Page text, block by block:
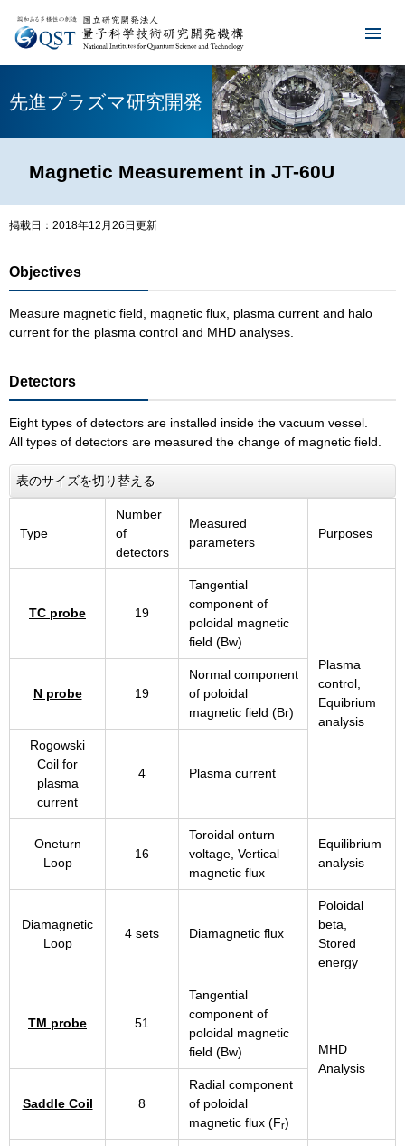
先進プラズマ研究開発
Magnetic Measurement in JT-60U
掲載日：2018年12月26日更新
Objectives
Measure magnetic field, magnetic flux, plasma current and halo
current for the plasma control and MHD analyses.
Detectors
Eight types of detectors are installed inside the vacuum vessel.
All types of detectors are measured the change of magnetic field.
表のサイズを切り替える
Type
Number
of
detectors
Measured
parameters
Purposes
TC probe 19
Tangential
component of
poloidal magnetic
field (Bw)
Plasma
control,
Equibrium
analysis
N probe 19
Normal component
of poloidal
magnetic field (Br)
Rogowski
Coil for
plasma
current
4 Plasma current
Oneturn
Loop
16
Toroidal onturn
voltage, Vertical
magnetic flux
Equilibrium
analysis
Diamagnetic
Loop
4 sets Diamagnetic flux
Poloidal
beta,
Stored
energy
TM probe 51
Tangential
component of
poloidal magnetic
field (Bw)
MHD
Analysis
Saddle Coil 8
Radial component
of poloidal
magnetic flux (Fr)